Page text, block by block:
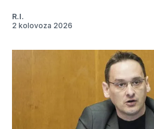
R.I.
2 kolovoza 2026